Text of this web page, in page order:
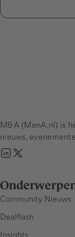
Community Nieuws
Dealflash
Insights
M&A (MenA.nl) is
nieuws,